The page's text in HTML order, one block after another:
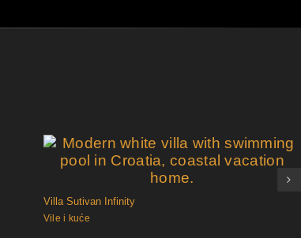
Villa Sutivan Infinity
Vile i kuće